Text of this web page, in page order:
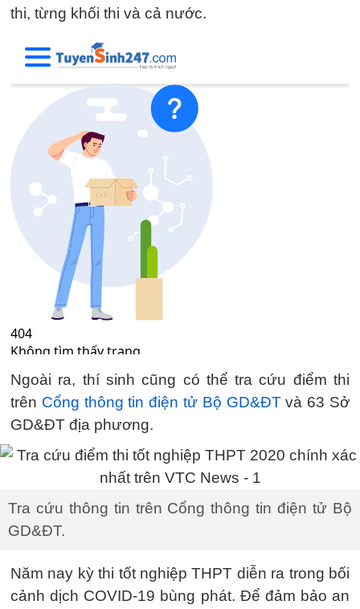
thi, từng khối thi và cả nước.
Ngoài ra, thí sinh cũng có thể tra cứu điểm thi
trên Cổng thông tin điện tử Bộ GD&ĐTvà 63 Sở
GD&ĐT địa phương.
Tra cứu thông tin trên Cổng thông tin điện tử Bộ
GD&ĐT.
Năm nay kỳ thi tốt nghiệp THPT diễn ra trong bối
cảnh dịch COVID-19 bùng phát. Để đảm bảo an